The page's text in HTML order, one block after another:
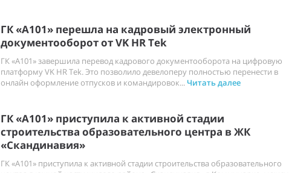
ГК «А101» перешла на кадровый электронный
документооборот от VK HR Tek
ГК «А101» завершила перевод кадрового документооборота на цифровую
платформу VK HR Tek. Это позволило девелоперу полностью перенести в
онлайн оформление отпусков и командировок...Читать далее
ГК «А101» приступила к активной стадии
строительства образовательного центра в ЖК
«Скандинавия»
ГК «А101» приступила к активной стадии строительства образовательного